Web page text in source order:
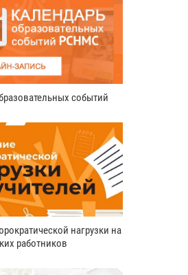
событий
нагрузки на
работников